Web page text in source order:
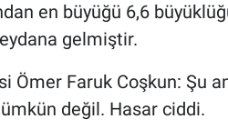
en büyüğü 6,6
gelmiştir.
Faruk Coşkun: Şu
değil. Hasar ciddi.